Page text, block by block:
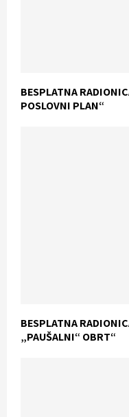
BESPLATNA
POSLOVNI PLAN“
BESPLATNA
„PAUŠALNI“ OBRT“